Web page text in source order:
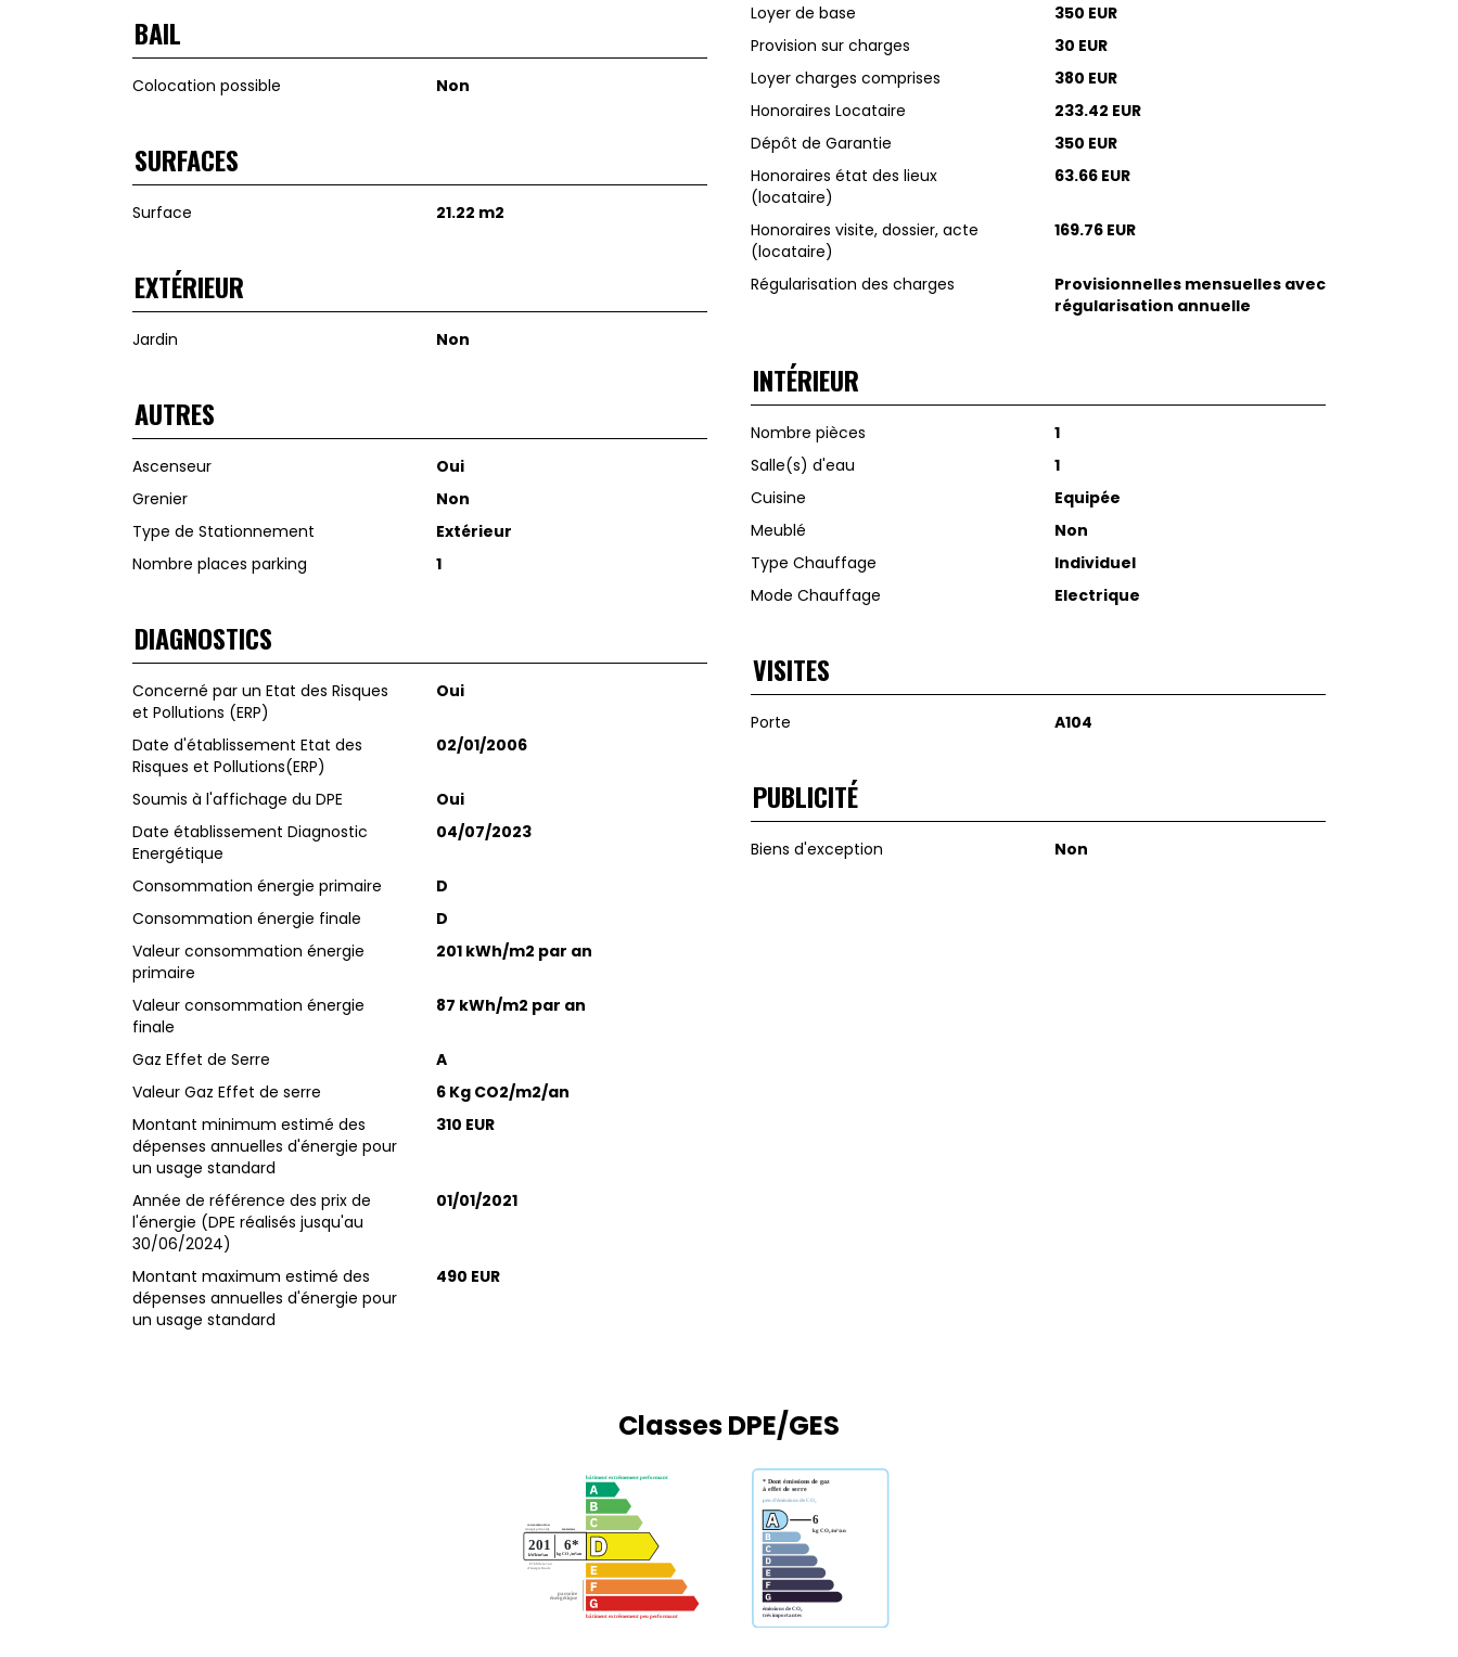
Loyer de base
350 EUR
Provision sur charges
30 EUR
Loyer charges comprises
380 EUR
Honoraires Locataire
233.42 EUR
Dépôt de Garantie
350 EUR
Honoraires état des lieux
(locataire)
63.66 EUR
Honoraires visite, dossier, acte
(locataire)
169.76 EUR
Régularisation des charges
Provisionnelles mensuelles avec
régularisation annuelle
BAIL
Colocation possible Non
SURFACES
Surface 21.22 m2
EXTÉRIEUR
Jardin Non
INTÉRIEUR
Nombre pièces
1
Salle(s) d'eau
1
Cuisine
Equipée
Meublé
Non
Type Chauffage
Individuel
Mode Chauffage
Electrique
AUTRES
Ascenseur
Oui
Grenier
Non
Type de Stationnement
Extérieur
Nombre places parking
1
DIAGNOSTICS
Concerné par un Etat des Risques
et Pollutions (ERP)
Oui
Date d'établissement Etat des
Risques et Pollutions(ERP)
02/01/2006
Soumis à l'affichage du DPE
Oui
Date établissement Diagnostic
Energétique
04/07/2023
Consommation énergie primaire
D
Consommation énergie finale
D
Valeur consommation énergie
primaire
201 kWh/m2 par an
Valeur consommation énergie
finale
87 kWh/m2 par an
Gaz Effet de Serre
A
Valeur Gaz Effet de serre
6 Kg CO2/m2/an
Montant minimum estimé des
dépenses annuelles d'énergie pour
un usage standard
310 EUR
Année de référence des prix de
l'énergie (DPE réalisés jusqu'au
30/06/2024)
01/01/2021
Montant maximum estimé des
dépenses annuelles d'énergie pour
un usage standard
490 EUR
VISITES
Porte A104
PUBLICITÉ
Biens d'exception Non
Classes DPE/GES